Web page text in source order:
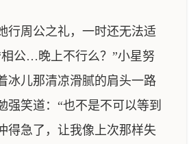
行周公之礼，一时还无法适
公…晚上不行么？”小星努
冰儿那清凉滑腻的肩头一路
强笑道：“也不是不可以等到
得急了，让我像上次那样失